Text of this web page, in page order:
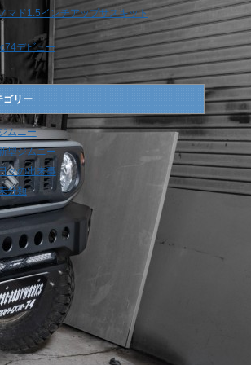
マド1.5インチアップサスキット
デビュー
ゴリー
ムニー
型ジムニー
々の出来事
分類